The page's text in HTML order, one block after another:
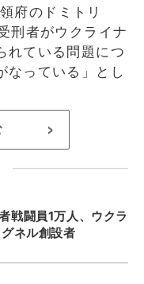
府のドミトリ
刑者がウクライナ
れている問題につ
なっている」とし
>
戦闘員1万人、ウクラ
ネル創設者